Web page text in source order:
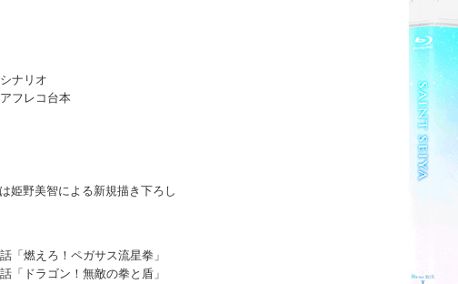
ナリオ
フレコ台本
姫野美智による新規描き下ろし
「燃えろ！ペガサス流星拳」
「ドラゴン！無敵の拳と盾」